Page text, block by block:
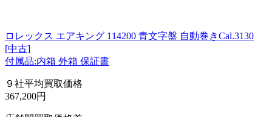
ロレックス エアキング 114200 青文字盤 自動巻きCal.3130
[中古]
付属品:内箱 外箱 保証書
９社平均買取価格
367,200円